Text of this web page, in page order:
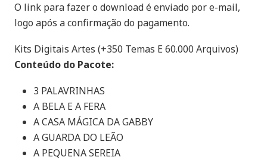
O link para fazer o download é enviado por e-mail,
logo após a confirmação do pagamento.
Kits Digitais Artes (+350 Temas E 60.000 Arquivos)
Conteúdo do Pacote:
3 PALAVRINHAS
A BELA E A FERA
A CASA MÁGICA DA GABBY
A GUARDA DO LEÃO
A PEQUENA SEREIA